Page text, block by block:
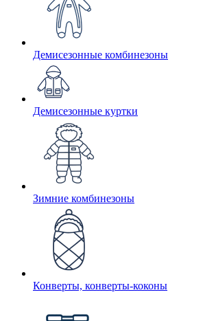
Демисезонные комбинезоны
Демисезонные куртки
Зимние комбинезоны
Конверты, конверты-коконы